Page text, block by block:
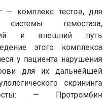
— комплекс тестов, для
гемостаза,
и внешний путь
этого комплекса
у пациента нарушения
для их дальнейшей
скрининга
— Протромбин